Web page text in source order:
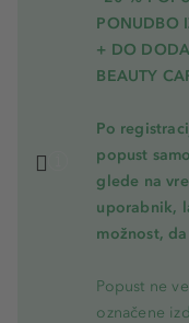
PONUDBO
+ DO
BEAUTY
Po
popust
glede na
uporabnik,
možnost,
Popust ne
označene